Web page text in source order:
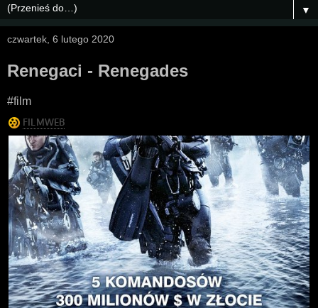
▼
czwartek, 6 lutego 2020
Renegaci - Renegades
#film